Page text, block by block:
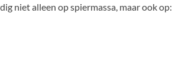
niet alleen op spiermassa, maar ook op: